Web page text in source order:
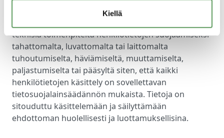
Kiellä
Liana Technologies toteuttaa ja ylläpitää
teknisiä toimenpiteitä henkilötietojen suojaamiseksi
tahattomalta, luvattomalta tai laittomalta
tuhoutumiselta, häviämiseltä, muuttamiselta,
paljastumiselta tai pääsyltä siten, että kaikki
henkilötietojen käsittely on sovellettavan
tietosuojalainsäädännön mukaista. Tietoja on
sitouduttu käsittelemään ja säilyttämään
ehdottoman huolellisesti ja luottamuksellisina.